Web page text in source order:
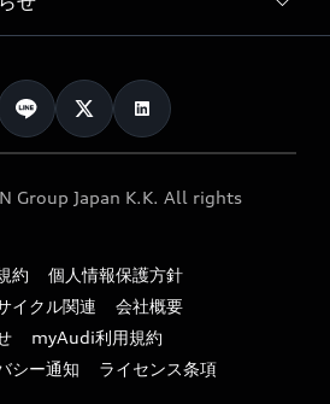
ン
Group Japan K.K. All rights
約
個人情報保護方針
イクル関連
会社概要
myAudi利用規約
シー通知
ライセンス条項